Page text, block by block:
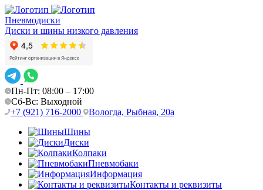
Пневмодиски
Диски и шины низкого давления
Пн-Пт: 08:00 – 17:00
Сб-Вс: Выходной
+7 (921) 716-2000
Вологда, Рыбная, 20а
Шины
Диски
Колпаки
Пневмобаки
Информация
Контакты и реквизиты